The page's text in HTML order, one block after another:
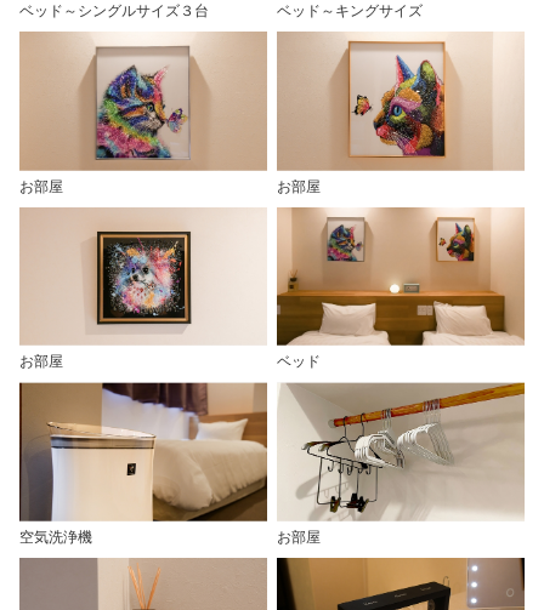
ベッド～シングルサイズ３台 ベッド～キングサイズ
お部屋 お部屋
お部屋 ベッド
空気洗浄機 お部屋